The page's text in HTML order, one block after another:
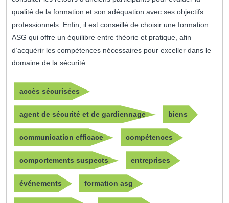
qualité de la formation et son adéquation avec ses objectifs
professionnels. Enfin, il est conseillé de choisir une formation
ASG qui offre un équilibre entre théorie et pratique, afin
d’acquérir les compétences nécessaires pour exceller dans le
domaine de la sécurité.
accès sécurisées
agent de sécurité et de gardiennage biens
communication efficace compétences
comportements suspects entreprises
événements formation asg